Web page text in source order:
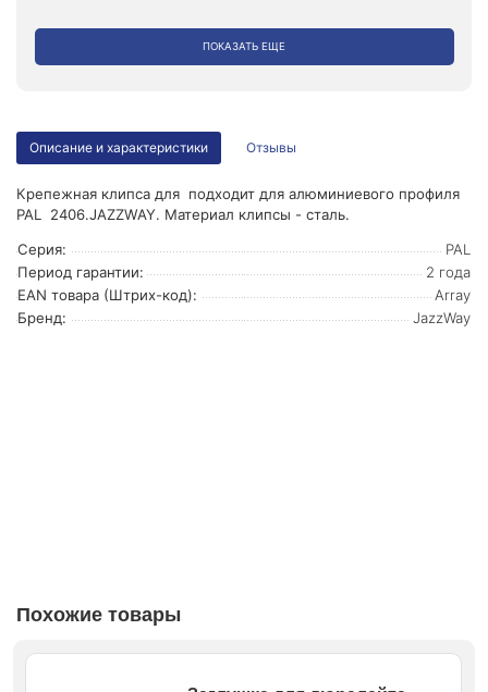
ПОКАЗАТЬ ЕЩЕ
Описание и характеристики Отзывы
Крепежная клипса для подходит для алюминиевого профиля
PAL 2406.JAZZWAY. Материал клипсы - сталь.
Серия:
PAL
Период гарантии:
2 года
EAN товара (Штрих-код):
Array
Бренд:
JazzWay
Похожие товары